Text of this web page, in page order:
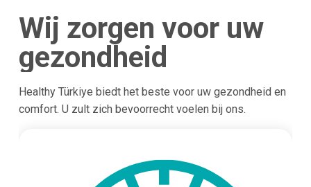
Wij zorgen voor uw
gezondheid
Healthy Türkiye biedt het beste voor uw gezondheid en
comfort. U zult zich bevoorrecht voelen bij ons.